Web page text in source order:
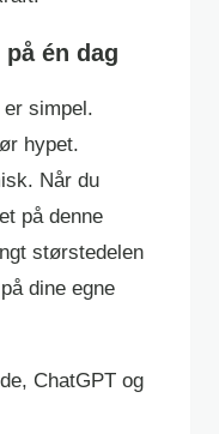
én dag
simpel.
hypet.
Når du
på denne
størstedelen
dine egne
ChatGPT og